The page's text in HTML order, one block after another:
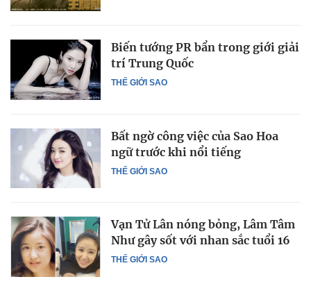
THẾ GIỚI SAO
Biến tướng PR bẩn trong giới giải
trí Trung Quốc
THẾ GIỚI SAO
Bất ngờ công việc của Sao Hoa
ngữ trước khi nổi tiếng
THẾ GIỚI SAO
Vạn Tử Lân nóng bỏng, Lâm Tâm
Như gây sốt với nhan sắc tuổi 16